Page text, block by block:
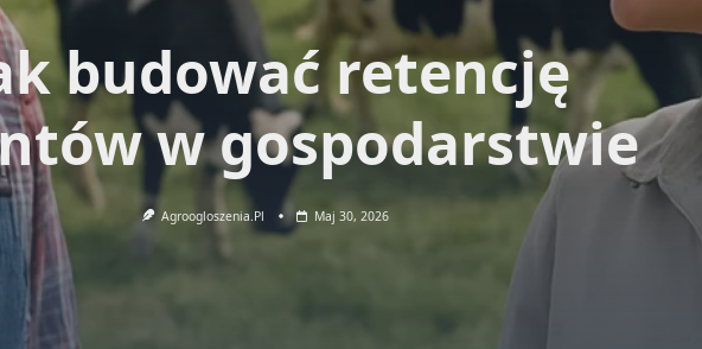
budować retencję
w gospodarstwie
Agroogloszenia.pl Maj 30, 2026